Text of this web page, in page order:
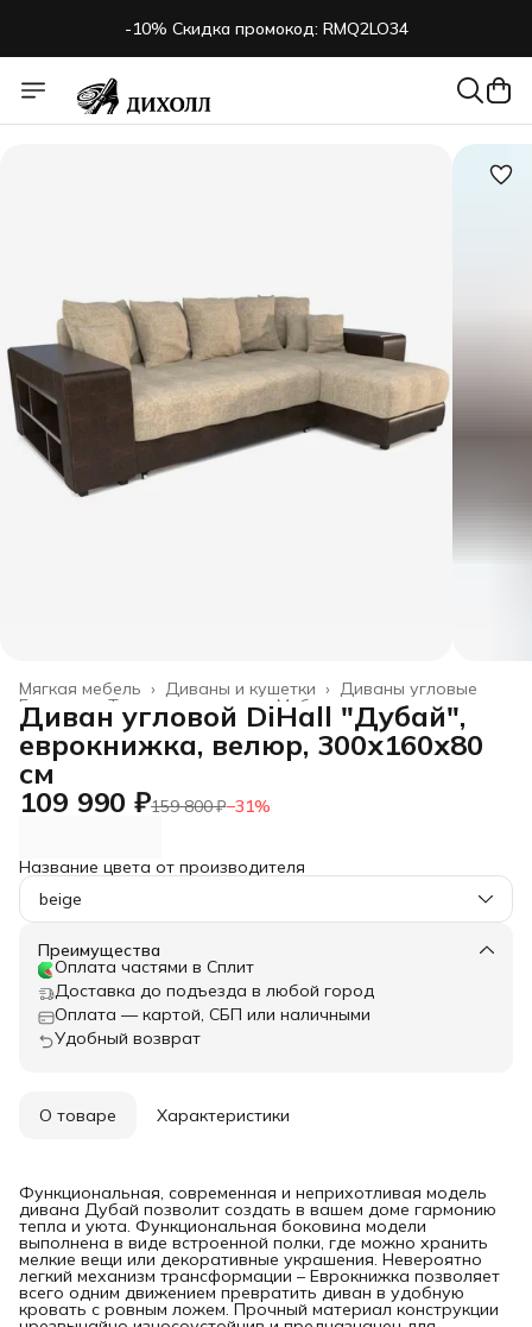
-10% Скидка промокод: RMQ2LO34
Диваны угловые
Диваны и кушетки ›
Мягкая мебель ›
Мебель ›
Товары для дома ›
Главная
Диван угловой DiHall "Дубай",
еврокнижка, велюр, 300х160х80
см
109 990 ₽159 800 ₽−31%
Название цвета от производителя
beige
Преимущества
Оплата частями в Сплит
Доставка до подъезда в любой город
Оплата — картой, СБП или наличными
Удобный возврат
О товаре Характеристики
Функциональная, современная и неприхотливая модель
дивана Дубай позволит создать в вашем доме гармонию
тепла и уюта. Функциональная боковина модели
выполнена в виде встроенной полки, где можно хранить
мелкие вещи или декоративные украшения. Невероятно
легкий механизм трансформации – Еврокнижка позволяет
всего одним движением превратить диван в удобную
кровать с ровным ложем. Прочный материал конструкции